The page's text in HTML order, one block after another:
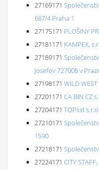
27169171
687/4 Praha 1
27175171 PLOŠINY
27181171 KAMPEX,
27189171
Josefov 727008 v
27198171 WILD
27201171 CA BIN CZ
27204171 TOPlist s.r.o.
27210171
1590
27218171
27224171 CITY